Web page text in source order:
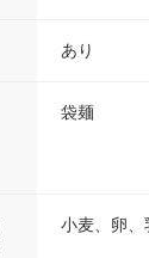
あり
袋麺
小麦、卵、